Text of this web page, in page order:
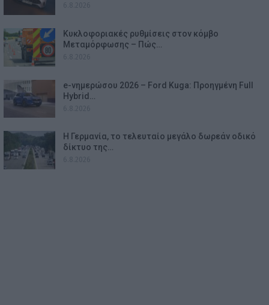
Κυκλοφοριακές ρυθμίσεις στον κόμβο
Μεταμόρφωσης – Πώς…
e-νημερώσου 2026 – Ford Kuga: Προηγμένη Full
Hybrid…
Η Γερμανία, το τελευταίο μεγάλο δωρεάν οδικό
δίκτυο της…